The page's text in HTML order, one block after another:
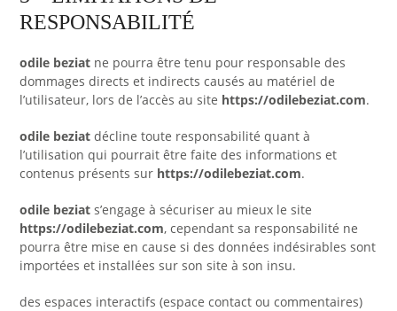
RESPONSABILITÉ
odile beziat ne pourra être tenu pour responsable des
dommages directs et indirects causés au matériel de
l’utilisateur, lors de l’accès au site https://odilebeziat.com.
odile beziat décline toute responsabilité quant à
l’utilisation qui pourrait être faite des informations et
contenus présents sur https://odilebeziat.com.
odile beziat s’engage à sécuriser au mieux le site
https://odilebeziat.com, cependant sa responsabilité ne
pourra être mise en cause si des données indésirables sont
importées et installées sur son site à son insu.
des espaces interactifs (espace contact ou commentaires)